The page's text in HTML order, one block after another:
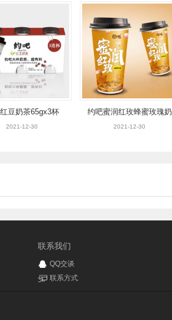
豆奶茶65gx3杯
2021-12-30
约吧蜜润红玫蜂蜜玫瑰奶
茶饮品105g
2021-12-30
联系我们
QQ交谈
联系方式